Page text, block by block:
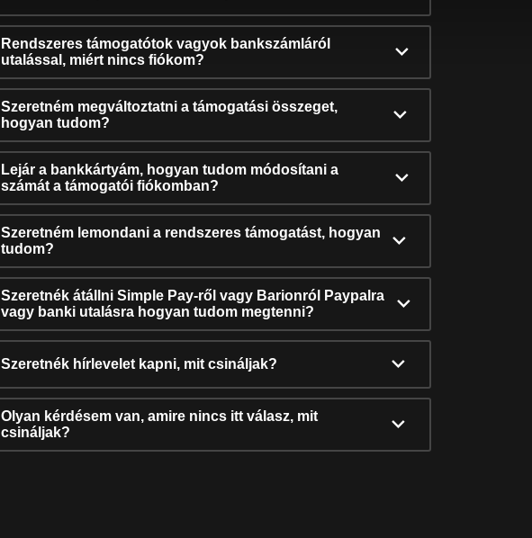
Rendszeres támogatótok vagyok bankszámláról
utalással, miért nincs fiókom?
Szeretném megváltoztatni a támogatási összeget,
hogyan tudom?
Lejár a bankkártyám, hogyan tudom módosítani a
számát a támogatói fiókomban?
Szeretném lemondani a rendszeres támogatást, hogyan
tudom?
Szeretnék átállni Simple Pay-ről vagy Barionról Paypalra
vagy banki utalásra hogyan tudom megtenni?
Szeretnék hírlevelet kapni, mit csináljak?
Olyan kérdésem van, amire nincs itt válasz, mit
csináljak?